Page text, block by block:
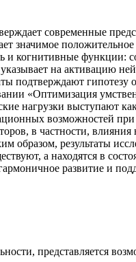
современные
значимое
и когнитивные функции:
на активацию
подтверждают гипотезу
«Оптимизация
нагрузки выступают
возможностей при
в частности, влияния
образом, результаты
а находятся в
развитие и
представляется